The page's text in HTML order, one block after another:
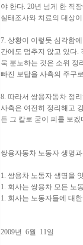
야 한다. 20년 넘게 한 직
실태조사와 치료의 대상
7. 상황이 이렇듯 심각함
간에도 멈추지 않고 있다.
욱 분노하는 것은 소위 정
빠진 보답을 사측의 주구
8. 따라서 쌍용자동차 정
사측은 여전히 정리해고
든 그 칼로 굳이 피를 보
쌍용자동차 노동자 생명
1. 쌍용차 노동자 생명을
1. 회사는 쌍용차 모든 노
1. 회사는 노동자들에 대
2009년 6월 11일